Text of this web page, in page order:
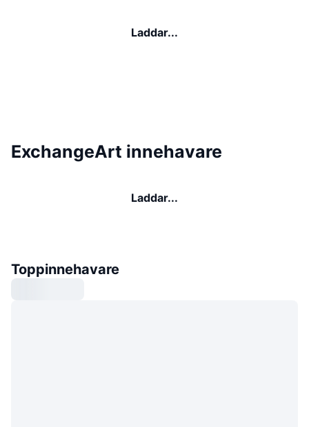
Laddar...
ExchangeArt innehavare
Laddar...
Toppinnehavare